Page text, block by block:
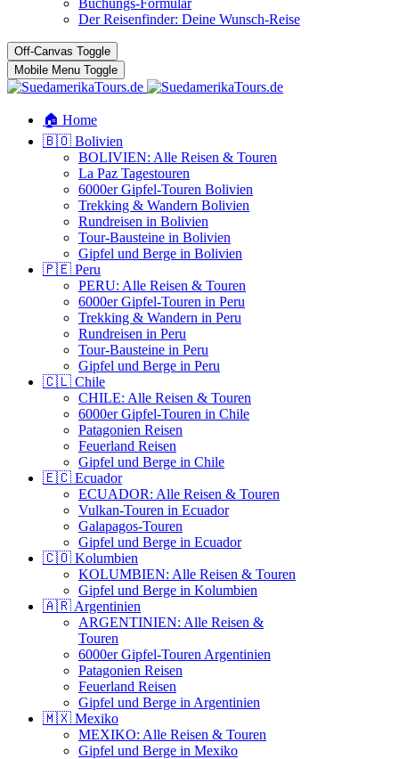
Buchungs-Formular
Der Reisenfinder: Deine Wunsch-Reise
Off-Canvas Toggle
Mobile Menu Toggle
🏠 Home
🇧🇴 Bolivien
BOLIVIEN: Alle Reisen & Touren
La Paz Tagestouren
6000er Gipfel-Touren Bolivien
Trekking & Wandern Bolivien
Rundreisen in Bolivien
Tour-Bausteine in Bolivien
Gipfel und Berge in Bolivien
🇵🇪 Peru
PERU: Alle Reisen & Touren
6000er Gipfel-Touren in Peru
Trekking & Wandern in Peru
Rundreisen in Peru
Tour-Bausteine in Peru
Gipfel und Berge in Peru
🇨🇱 Chile
CHILE: Alle Reisen & Touren
6000er Gipfel-Touren in Chile
Patagonien Reisen
Feuerland Reisen
Gipfel und Berge in Chile
🇪🇨 Ecuador
ECUADOR: Alle Reisen & Touren
Vulkan-Touren in Ecuador
Galapagos-Touren
Gipfel und Berge in Ecuador
🇨🇴 Kolumbien
KOLUMBIEN: Alle Reisen & Touren
Gipfel und Berge in Kolumbien
🇦🇷 Argentinien
ARGENTINIEN: Alle Reisen &
Touren
6000er Gipfel-Touren Argentinien
Patagonien Reisen
Feuerland Reisen
Gipfel und Berge in Argentinien
🇲🇽 Mexiko
MEXIKO: Alle Reisen & Touren
Gipfel und Berge in Mexiko